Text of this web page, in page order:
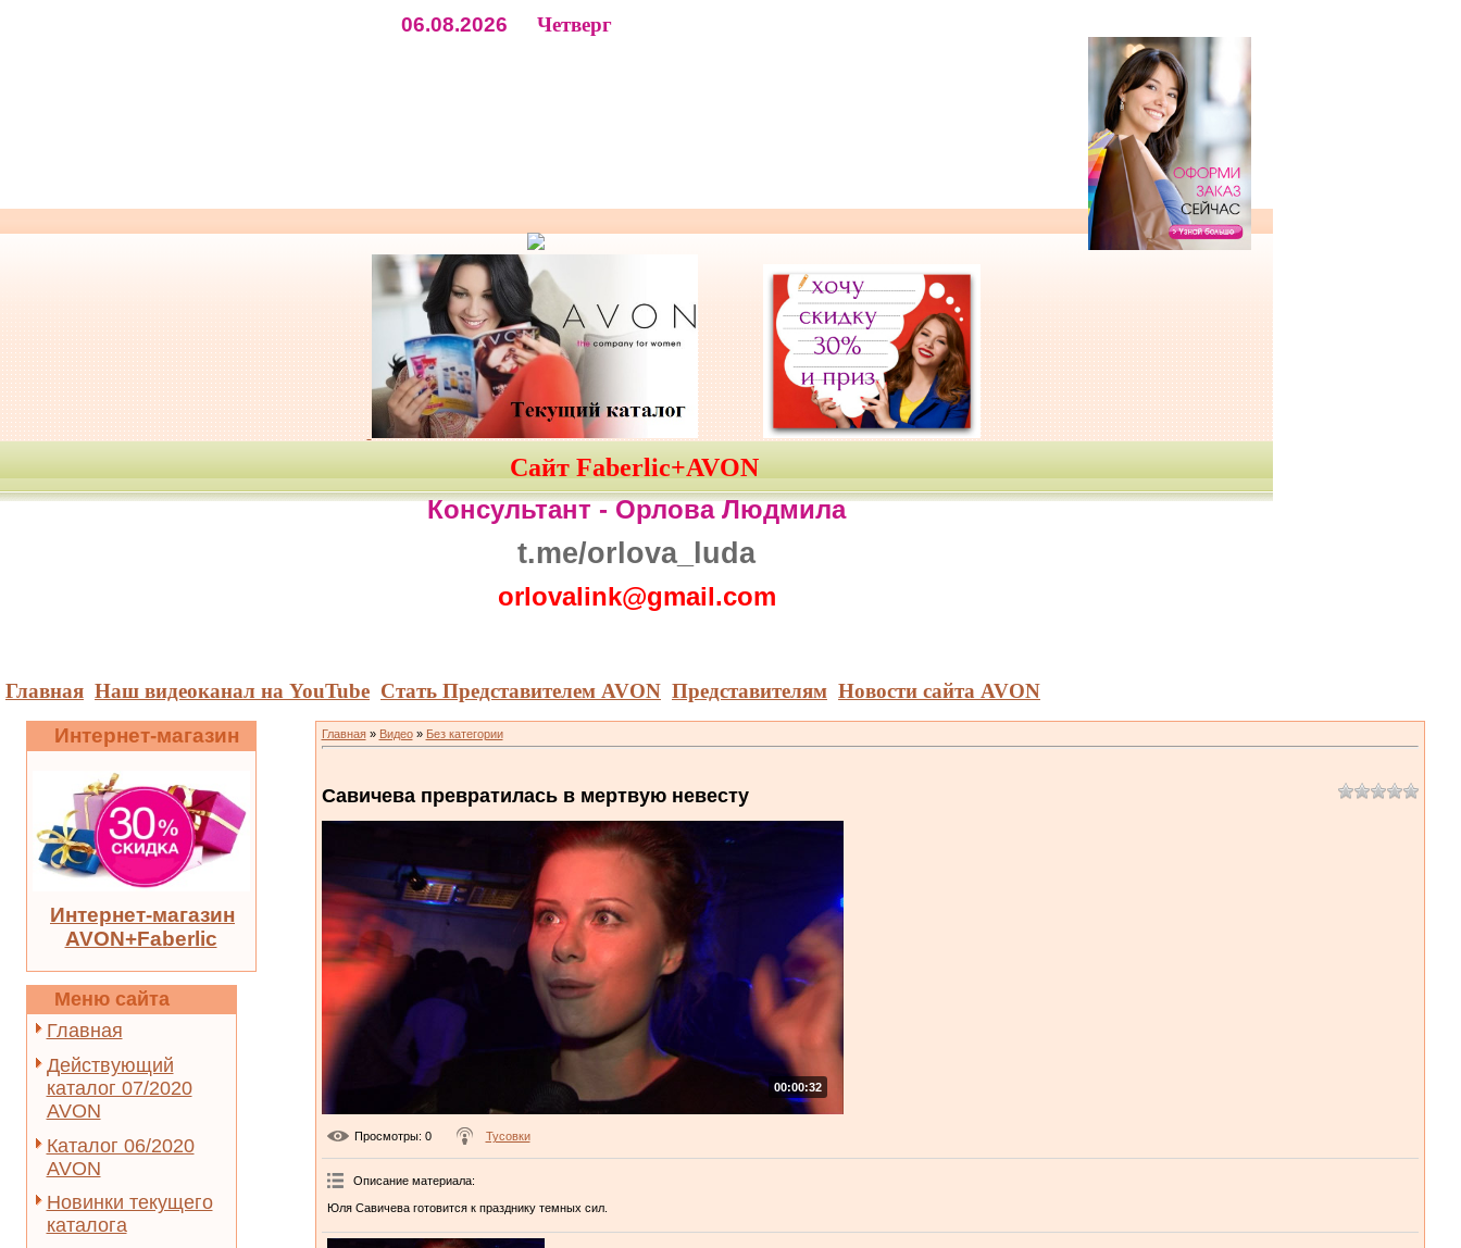
06.08.2026 Четверг
Сайт Faberlic+AVON
Консультант -Орлова Людмила
t.me/orlova_luda
orlovalink@gmail.com
Главная Наш видеоканал на YouTube Стать Представителем AVON Представителям Новости сайта AVON
Интернет-магазин
Интернет-магазин
AVON+Faberlic
Меню сайта
Главная
Действующий
каталог 07/2020
AVON
Каталог 06/2020
AVON
Новинки текущего
каталога
Главная» Видео» Без категории
Савичева превратилась в мертвую невесту
00:00:32
Просмотры: 0 Тусовки
Описание материала:
Юля Савичева готовится к празднику темных сил.